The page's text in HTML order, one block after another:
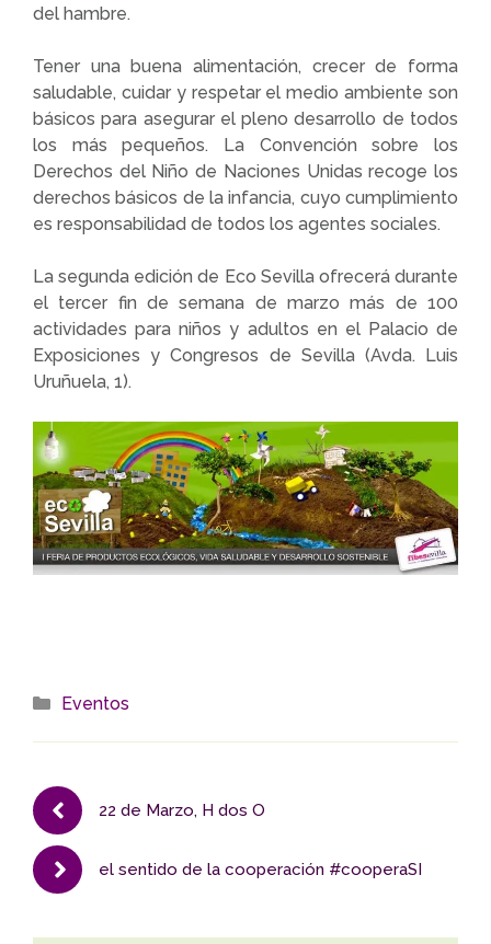
del hambre.
Tener una buena alimentación, crecer de forma
saludable, cuidar y respetar el medio ambiente son
básicos para asegurar el pleno desarrollo de todos
los más pequeños. La Convención sobre los
Derechos del Niño de Naciones Unidas recoge los
derechos básicos de la infancia, cuyo cumplimiento
es responsabilidad de todos los agentes sociales.
La segunda edición de Eco Sevilla ofrecerá durante
el tercer fin de semana de marzo más de 100
actividades para niños y adultos en el Palacio de
Exposiciones y Congresos de Sevilla (Avda. Luis
Uruñuela, 1).
Categorías
Eventos
22 de Marzo, H dos O
el sentido de la cooperación #cooperaSI